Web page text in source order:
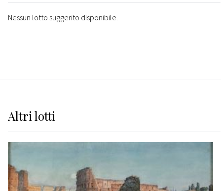
Nessun lotto suggerito disponibile.
Altrilotti